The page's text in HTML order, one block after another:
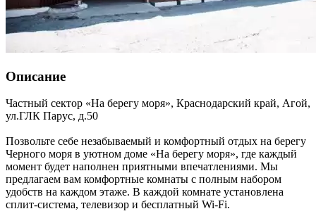
Описание
Частный сектор «На берегу моря», Краснодарский край, Агой,
ул.ГЛК Парус, д.50
Позвольте себе незабываемый и комфортный отдых на берегу
Черного моря в уютном доме «На берегу моря», где каждый
момент будет наполнен приятными впечатлениями. Мы
предлагаем вам комфортные комнаты с полным набором
удобств на каждом этаже. В каждой комнате установлена
сплит-система, телевизор и бесплатный Wi-Fi.